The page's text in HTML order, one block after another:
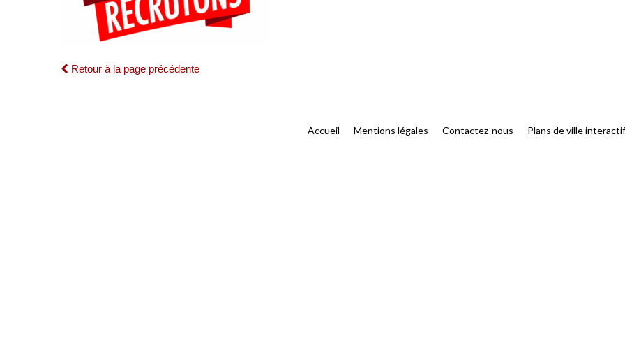
Retour à la page précédente
Accueil Mentions légales Contactez-nous Plans de ville